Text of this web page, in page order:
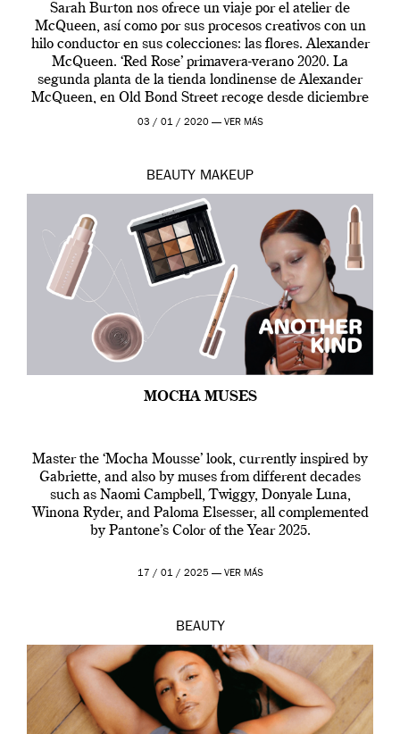
Sarah Burton nos ofrece un viaje por el atelier de
McQueen, así como por sus procesos creativos con un
hilo conductor en sus colecciones: las flores. Alexander
McQueen. ‘Red Rose’ primavera-verano 2020. La
segunda planta de la tienda londinense de Alexander
McQueen, en Old Bond Street recoge desde diciembre
de 2019 hasta final de abril […]
03 / 01 / 2020 — VER MÁS
BEAUTY MAKEUP
MOCHA MUSES
Master the ‘Mocha Mousse’ look, currently inspired by
Gabriette, and also by muses from different decades
such as Naomi Campbell, Twiggy, Donyale Luna,
Winona Ryder, and Paloma Elsesser, all complemented
by Pantone’s Color of the Year 2025.
17 / 01 / 2025 — VER MÁS
BEAUTY